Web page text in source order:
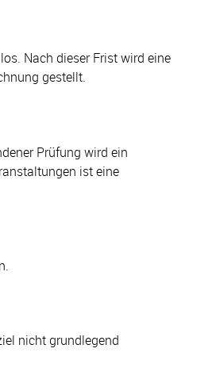
Nach dieser Frist wird eine
gestellt.
Prüfung wird ein
ist eine
nicht grundlegend